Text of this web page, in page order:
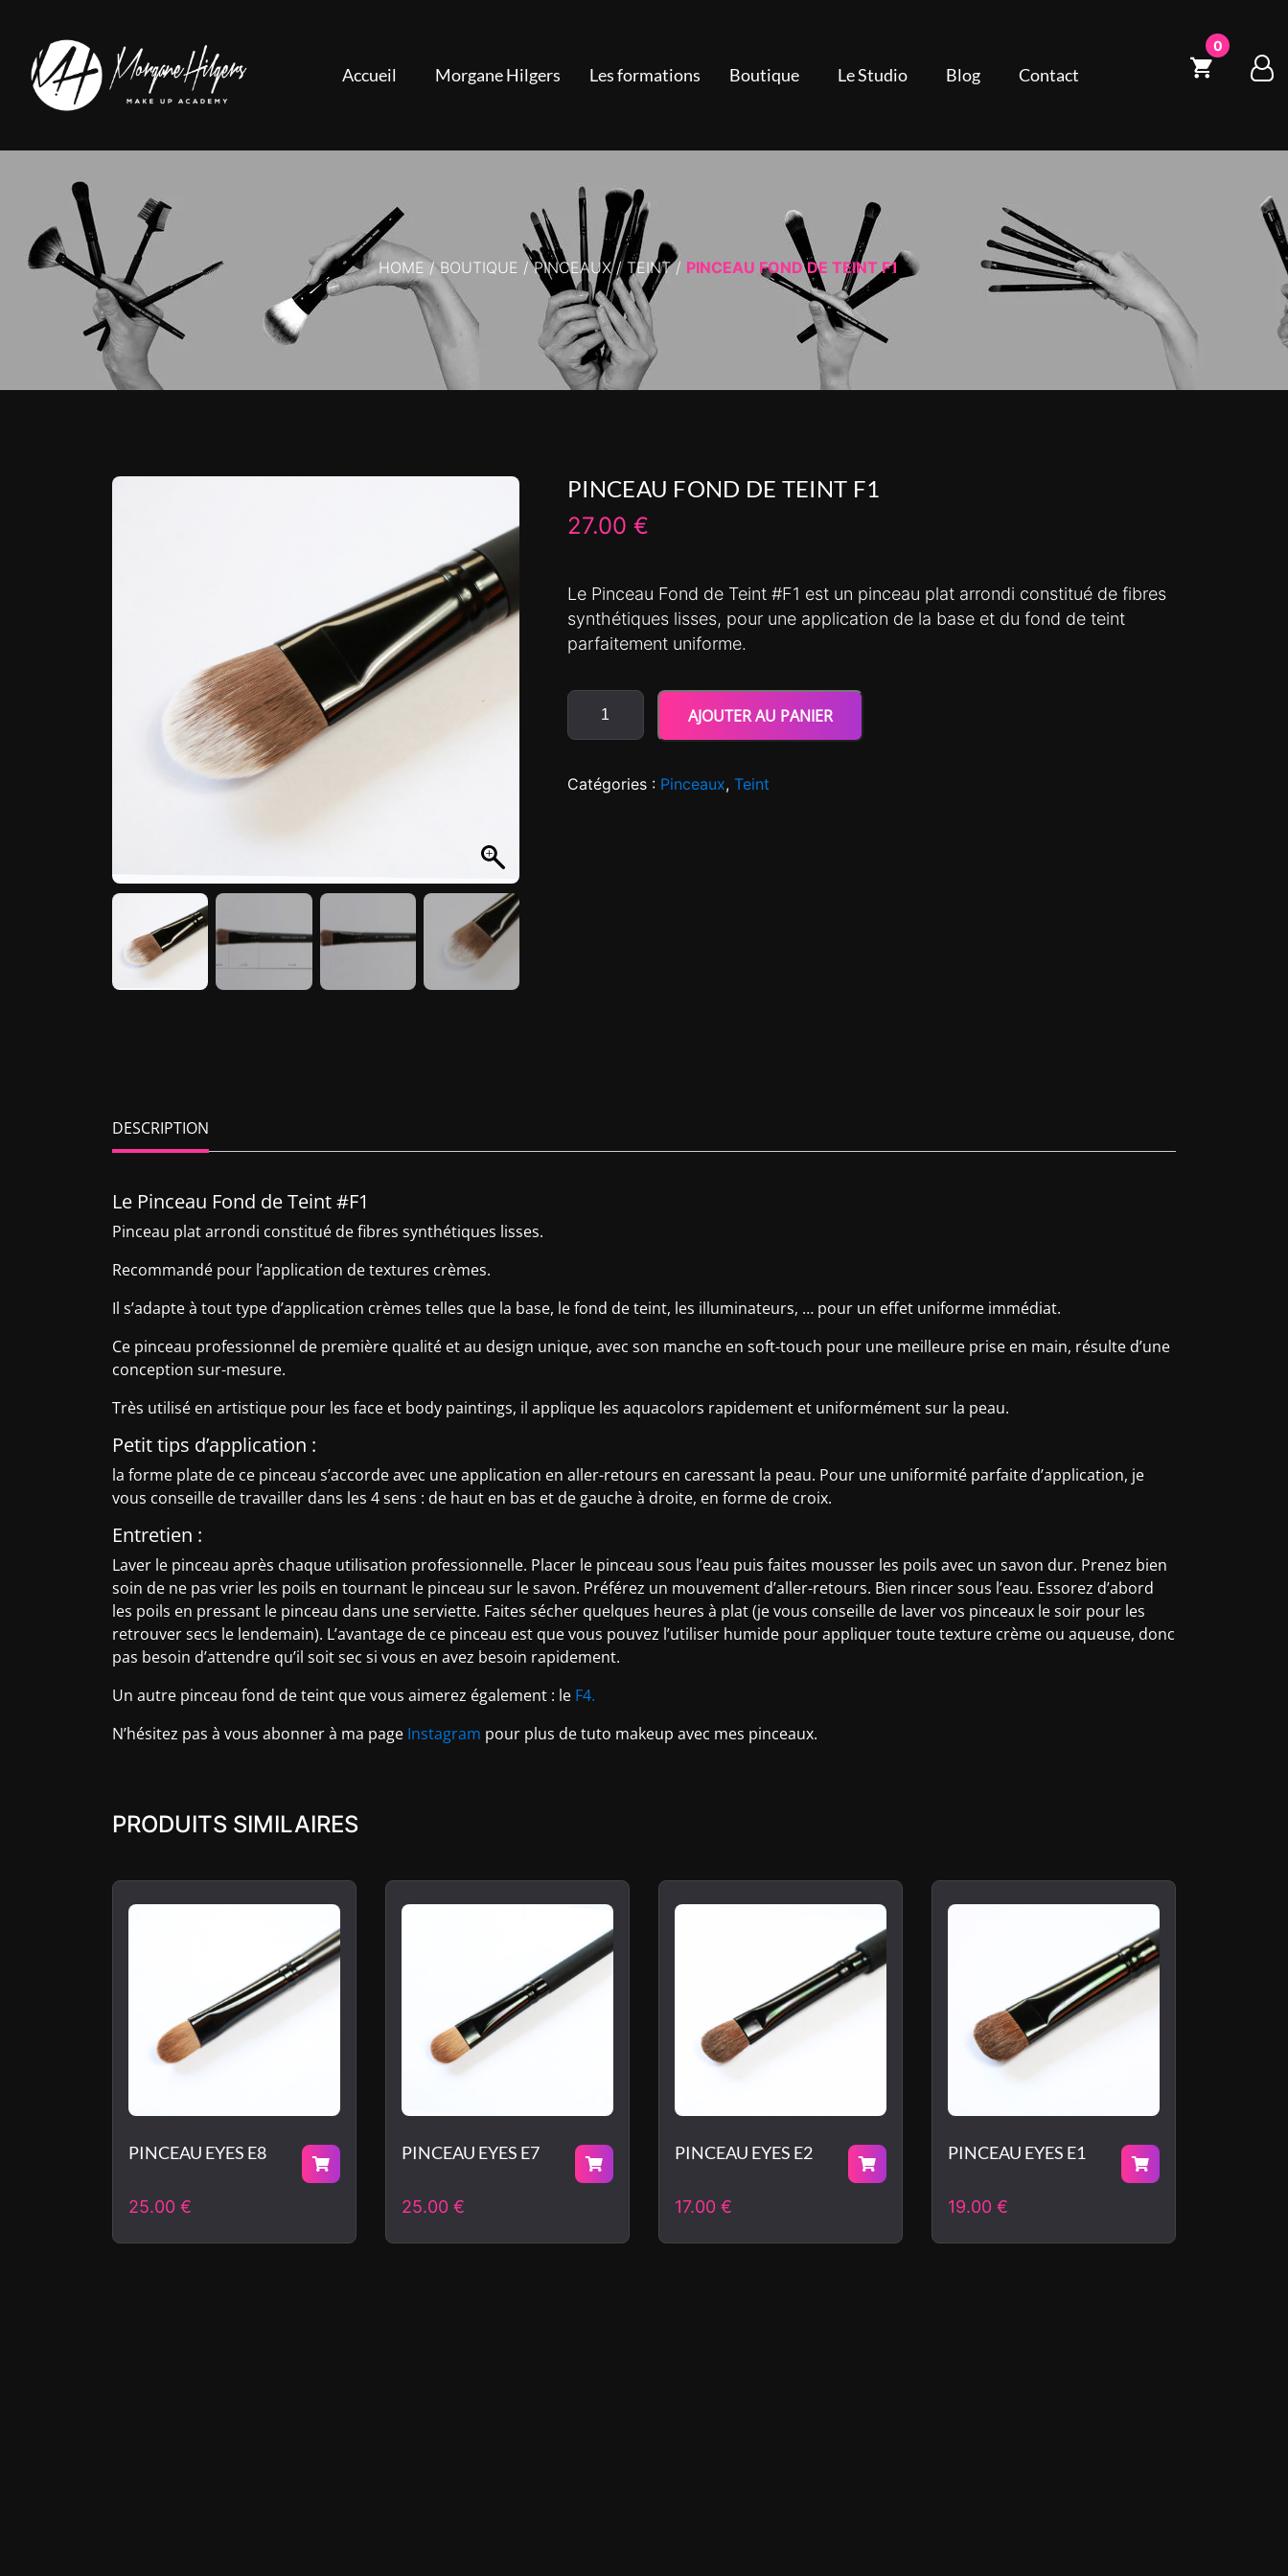
Accueil Morgane Hilgers Les formations Boutique Le Studio Blog Contact
0
HOME / BOUTIQUE / PINCEAUX / TEINT / PINCEAU FOND DE TEINT F1
PINCEAU FOND DE TEINT F1
27.00 €
Le Pinceau Fond de Teint #F1 est un pinceau plat arrondi constitué de fibres
synthétiques lisses, pour une application de la base et du fond de teint
parfaitement uniforme.
AJOUTER AU PANIER
Catégories : Pinceaux, Teint
DESCRIPTION
Le Pinceau Fond de Teint #F1
Pinceau plat arrondi constitué de fibres synthétiques lisses.
Recommandé pour l’application de textures crèmes.
Il s’adapte à tout type d’application crèmes telles que la base, le fond de teint, les illuminateurs, … pour un effet uniforme immédiat.
Ce pinceau professionnel de première qualité et au design unique, avec son manche en soft-touch pour une meilleure prise en main, résulte d’une
conception sur-mesure.
Très utilisé en artistique pour les face et body paintings, il applique les aquacolors rapidement et uniformément sur la peau.
Petit tips d’application :
la forme plate de ce pinceau s’accorde avec une application en aller-retours en caressant la peau. Pour une uniformité parfaite d’application, je
vous conseille de travailler dans les 4 sens : de haut en bas et de gauche à droite, en forme de croix.
Entretien :
Laver le pinceau après chaque utilisation professionnelle. Placer le pinceau sous l’eau puis faites mousser les poils avec un savon dur. Prenez bien
soin de ne pas vrier les poils en tournant le pinceau sur le savon. Préférez un mouvement d’aller-retours. Bien rincer sous l’eau. Essorez d’abord
les poils en pressant le pinceau dans une serviette. Faites sécher quelques heures à plat (je vous conseille de laver vos pinceaux le soir pour les
retrouver secs le lendemain). L’avantage de ce pinceau est que vous pouvez l’utiliser humide pour appliquer toute texture crème ou aqueuse, donc
pas besoin d’attendre qu’il soit sec si vous en avez besoin rapidement.
Un autre pinceau fond de teint que vous aimerez également : le F4.
N’hésitez pas à vous abonner à ma page Instagram pour plus de tuto makeup avec mes pinceaux.
PRODUITS SIMILAIRES
PINCEAU EYES E8
25.00 €
PINCEAU EYES E7
25.00 €
PINCEAU EYES E2
17.00 €
PINCEAU EYES E1
19.00 €